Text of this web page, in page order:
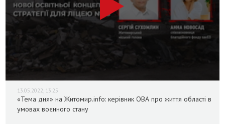
13.05.2022, 13:25
«Тема дня» на Житомир.info: керівник ОВА про життя області в
умовах воєнного стану